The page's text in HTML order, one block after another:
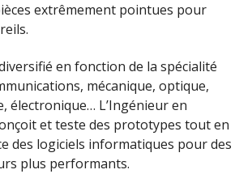
extrêmement pointues pour
en fonction de la spécialité
mécanique, optique,
électronique… L’Ingénieur en
et teste des prototypes tout en
des logiciels informatiques pour des
plus performants.